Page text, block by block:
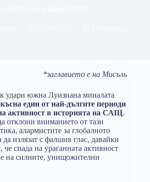
*заглавието е на Мисъль
удари южна Луизиана миналата
един от най-дългите периоди
активност в историята на САЩ.
отклони вниманието от тази
алармистите за глобалното
да излязат с фалшив глас, давайки
спада на ураганната активност
на силните, унищожителни